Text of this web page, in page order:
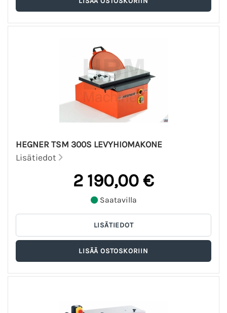
HEGNER TSM 300S LEVYHIOMAKONE
Lisätiedot
2 190,00 €
Saatavilla